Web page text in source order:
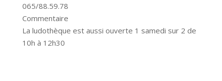
065/88.59.78
Commentaire
La ludothèque est aussi ouverte 1 samedi sur 2 de
10h à 12h30